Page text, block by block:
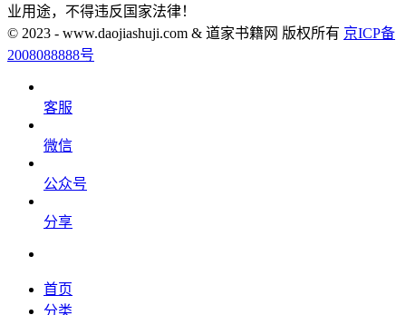
业用途，不得违反国家法律！
© 2023 - www.daojiashuji.com & 道家书籍网 版权所有 京ICP备
2008088888号
客服
微信
公众号
分享
首页
分类